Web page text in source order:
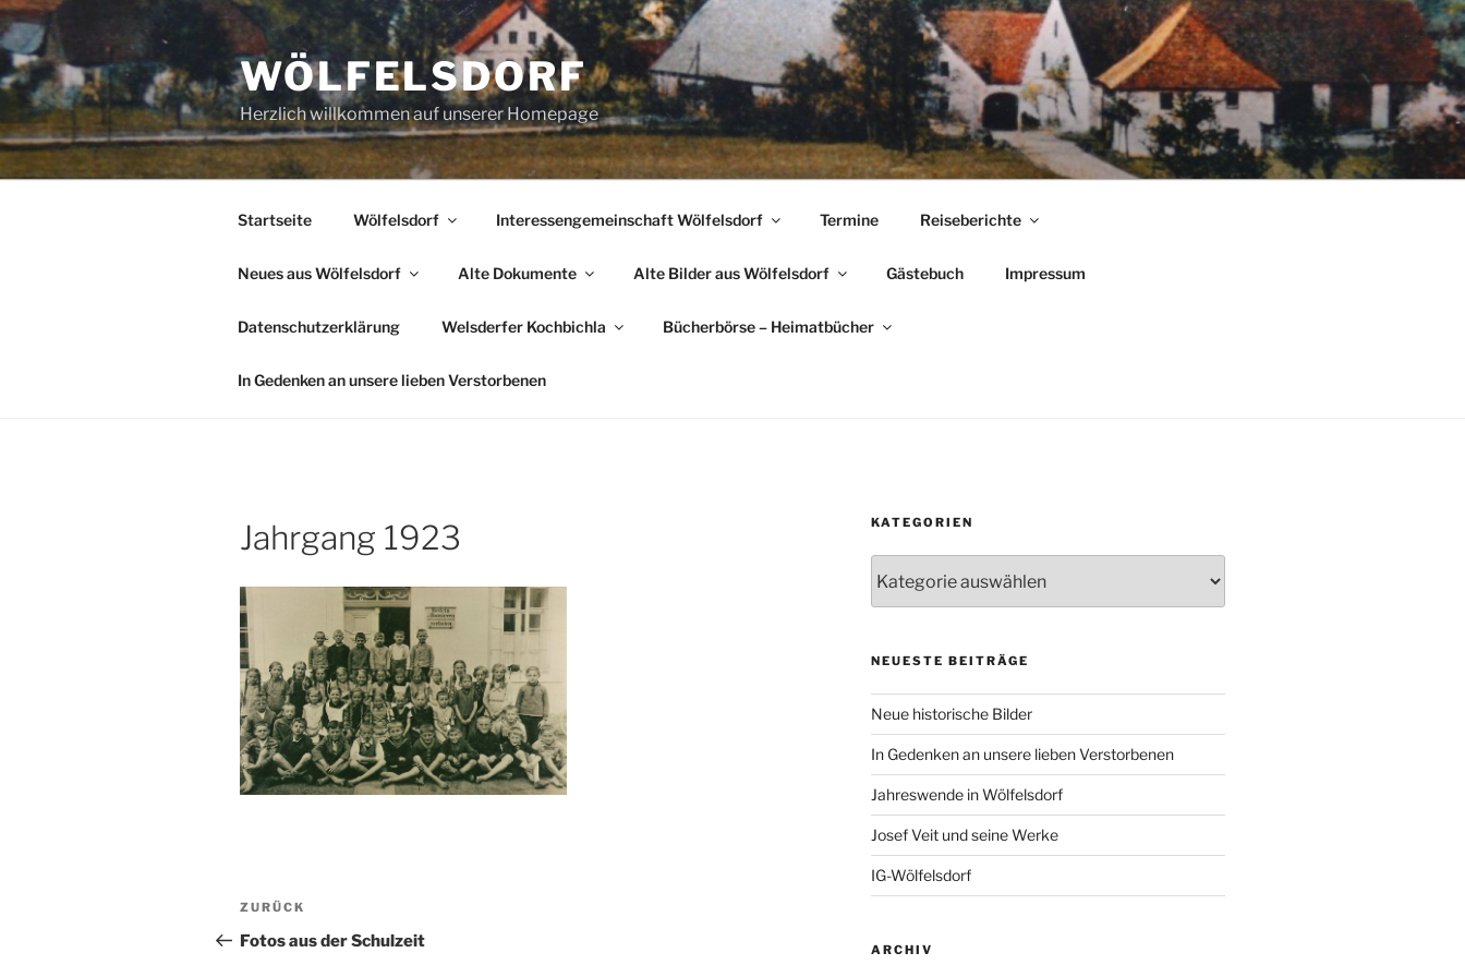
Zum
Inhalt
springen
WÖLFELSDORF
Herzlich willkommen auf unserer Homepage
Startseite Wölfelsdorf Interessengemeinschaft Wölfelsdorf Termine Reiseberichte
Neues aus Wölfelsdorf Alte Dokumente Alte Bilder aus Wölfelsdorf Gästebuch Impressum
Datenschutzerklärung Welsderfer Kochbichla Bücherbörse – Heimatbücher
In Gedenken an unsere lieben Verstorbenen
Jahrgang 1923
Beitragsnavigation
Vorheriger
Beitrag
ZURÜCK
Fotos aus der Schulzeit
KATEGORIEN
NEUESTE BEITRÄGE
Neue historische Bilder
In Gedenken an unsere lieben Verstorbenen
Jahreswende in Wölfelsdorf
Josef Veit und seine Werke
IG-Wölfelsdorf
ARCHIV